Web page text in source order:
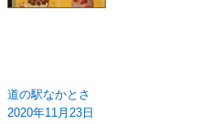
道の駅なかとさ
2020年11月23日